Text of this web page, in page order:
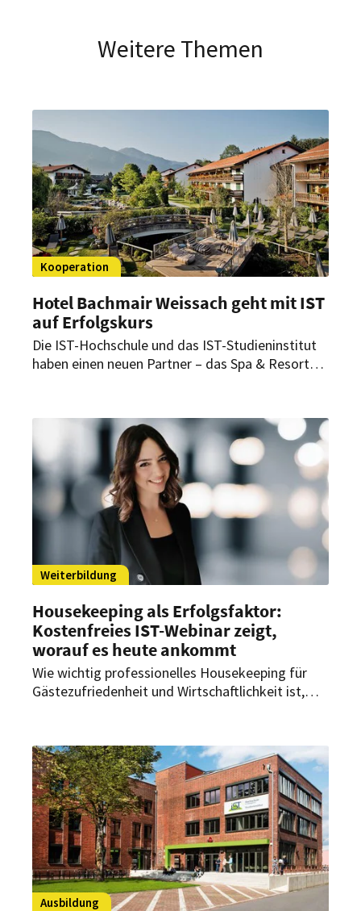
Weitere Themen
Kooperation
Hotel Bachmair Weissach geht mit IST
auf Erfolgskurs
Die IST-Hochschule und das IST-Studieninstitut
haben einen neuen Partner – das Spa & Resort
gemeinsame Aus- und Weiterbildung der
Mitarbeiter des Luxus-Resorts.
Weiterbildung
Housekeeping als Erfolgsfaktor:
Kostenfreies IST-Webinar zeigt,
worauf es heute ankommt
Wie wichtig professionelles Housekeeping für
Gästezufriedenheit und Wirtschaftlichkeit ist,
Herausforderungen, Best Practices und künftige
Entwicklungen.
Ausbildung